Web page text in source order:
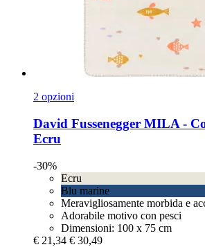
2 opzioni
David Fussenegger MILA -​
Ecru
-30%
Ecru
Blu marine
Meravigliosamente morbida e
Adorabile motivo con pesci
Dimensioni: 100 x 75 cm
€ 21,34 € 30,49